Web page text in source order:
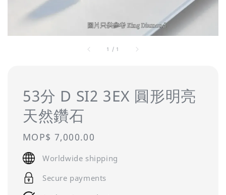
1 / 1
53分 D SI2 3EX 圓形明亮
天然鑽石
Regular
price
MOP$ 7,000.00
Worldwide shipping
Secure payments